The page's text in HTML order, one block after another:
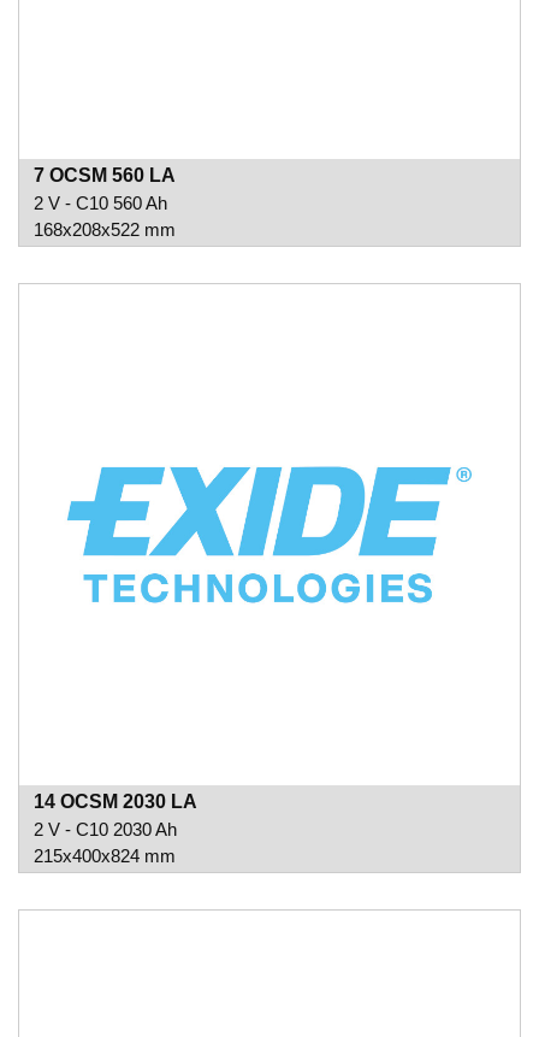
7 OCSM 560 LA
2 V - C10 560 Ah
168x208x522 mm
14 OCSM 2030 LA
2 V - C10 2030 Ah
215x400x824 mm